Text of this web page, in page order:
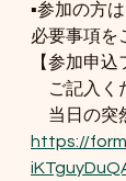
▪️参加の方
必要事項を
【参加申込
ご記入く
当日の突
https://